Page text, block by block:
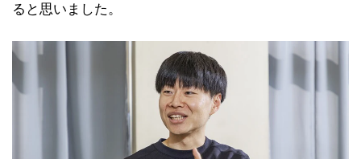
ると思いました。